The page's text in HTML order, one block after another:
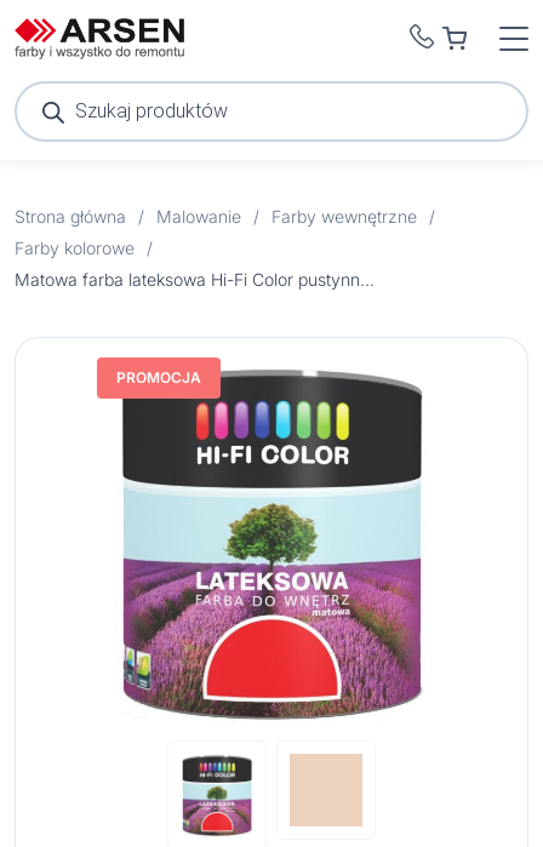
Wyszukiwarka
produktów
Strona główna / Malowanie / Farby wewnętrzne
/
Farby kolorowe
/
Matowa farba lateksowa Hi-Fi Color pustynny wiatr 2,5 l
PROMOCJA